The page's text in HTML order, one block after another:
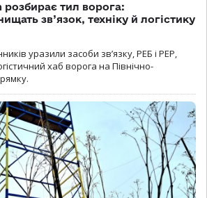
тил ворога:
зв’язок, техніку й логістику
уразили засоби зв’язку, РЕБ і РЕР,
хаб ворога на Північно-